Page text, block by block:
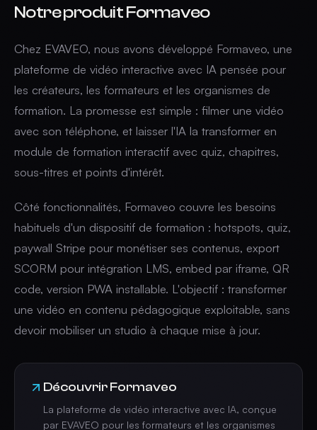
Notre produit Formaveo
Chez EVAVEO, nous avons développé Formaveo, une
plateforme de vidéo interactive avec IA pensée pour
les créateurs, les formateurs et les organismes de
formation. La promesse est simple : filmer une vidéo
avec son téléphone, et laisser l'IA la transformer en
module de formation interactif avec quiz, chapitres,
sous-titres et points d'intérêt.
Côté fonctionnalités, Formaveo couvre les besoins
habituels d'un dispositif de formation : hotspots, quiz,
paywall Stripe pour monétiser ses contenus, export
SCORM pour intégration LMS, embed par iframe, QR
code, version PWA installable. L'objectif : transformer
une vidéo en contenu pédagogique exploitable, sans
devoir mobiliser un studio à chaque mise à jour.
Découvrir Formaveo
La plateforme de vidéo interactive avec IA, conçue
par EVAVEO pour les formateurs et les organismes